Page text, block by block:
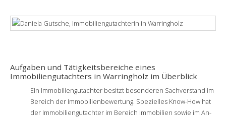
Aufgaben und Tätigkeitsbereiche eines
Immobiliengutachters in Warringholz im Überblick
Ein Immobiliengutachter besitzt besonderen Sachverstand im
Bereich der Immobilienbewertung. Spezielles Know-How hat
der Immobiliengutachter im Bereich Immobilien sowie im An-